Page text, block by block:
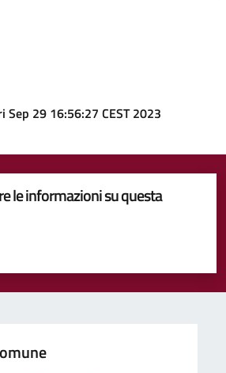
Sep 29 16:56:27 CEST 2023
le informazioni su questa
5 stelle su 5
su 5
su 5
5